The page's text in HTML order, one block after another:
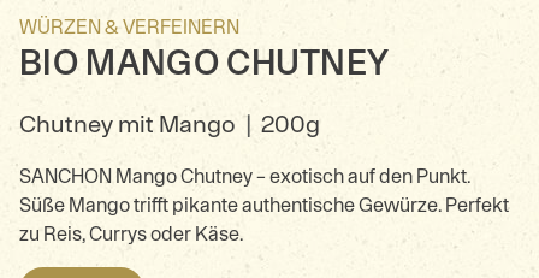
WÜRZEN & VERFEINERN
BIO MANGO CHUTNEY
Chutney mit Mango | 200g
SANCHON Mango Chutney – exotisch auf den Punkt.
Süße Mango trifft pikante authentische Gewürze. Perfekt
zu Reis, Currys oder Käse.